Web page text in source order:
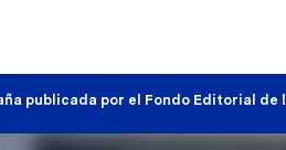
publicada por el Fondo Editorial